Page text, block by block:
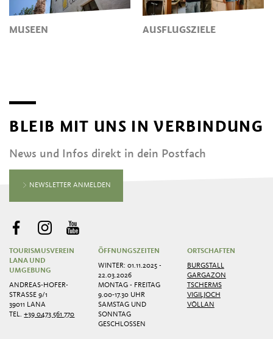
MUSEEN AUSFLUGSZIELE
BLEIB MIT UNS IN VERBINDUNG
News und Infos direkt in dein Postfach
NEWSLETTER ANMELDEN
TOURISMUSVEREIN
LANA UND
UMGEBUNG
ANDREAS-HOFER-
STRASSE 9/1
39011 LANA
TEL.+39 0473 561 770
ÖFFNUNGSZEITEN
WINTER: 01.11.2025 -
22.03.2026
MONTAG - FREITAG
9.00-17.30 UHR
SAMSTAG UND
SONNTAG
GESCHLOSSEN
ORTSCHAFTEN
BURGSTALL
GARGAZON
TSCHERMS
VIGILJOCH
VÖLLAN